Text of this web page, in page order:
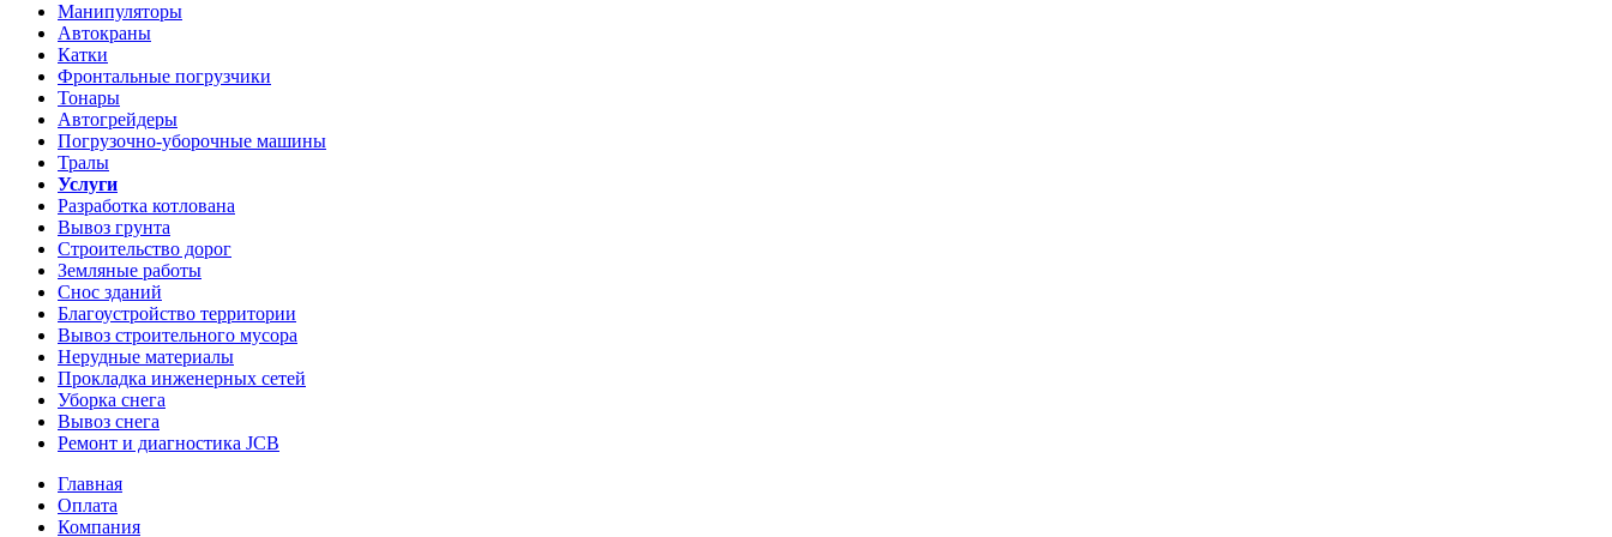
Манипуляторы
Автокраны
Катки
Фронтальные погрузчики
Тонары
Автогрейдеры
Погрузочно-уборочные машины
Тралы
Услуги
Разработка котлована
Вывоз грунта
Строительство дорог
Земляные работы
Снос зданий
Благоустройство территории
Вывоз строительного мусора
Нерудные материалы
Прокладка инженерных сетей
Уборка снега
Вывоз снега
Ремонт и диагностика JCB
Главная
Оплата
Компания